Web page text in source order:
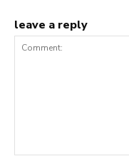
leave a reply